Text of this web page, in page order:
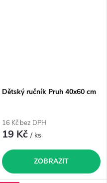
Dětský ručník Pruh 40x60 cm
16 Kč bez DPH
19 Kč/ ks
ZOBRAZIT